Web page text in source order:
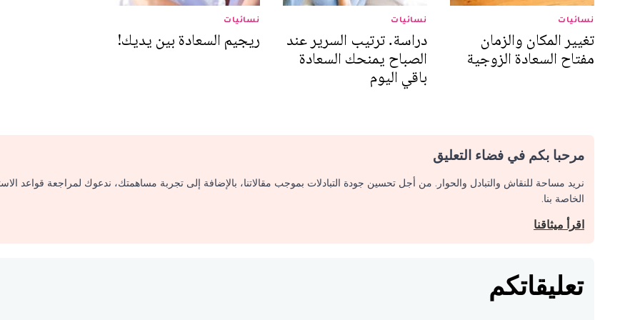
نسائيات
تغيير المكان والزمان
مفتاح السعادة الزوجية
نسائيات
دراسة. ترتيب السرير عند
الصباح يمنحك السعادة
باقي اليوم
نسائيات
ريجيم السعادة بين يديك!
مرحبا بكم في فضاء التعليق
نريد مساحة للنقاش والتبادل والحوار. من أجل تحسين جودة التبادلات بموجب مقالاتنا، بالإضافة إلى تجربة مساهمتك، ندعوك لمراجعة قواعد
الخاصة بنا.
اقرأ ميثاقنا
تعليقاتكم